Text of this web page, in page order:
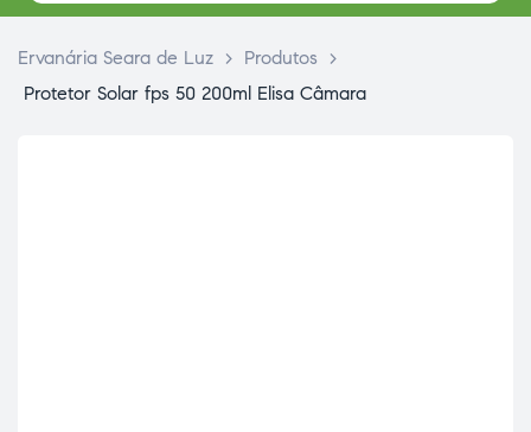
Ervanária Seara de Luz > Produtos
>
Protetor Solar fps 50 200ml Elisa Câmara